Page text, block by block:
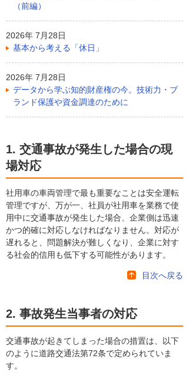
（前編）
2026年 7月28日
基本から考える「休日」
2026年 7月28日
データから学ぶ知的財産権の今。技術力・ブ
ランド保護や資金調達のために
1. 交通事故が発生した場合の現
場対応
社用車の車両管理で最も重要なことは安全運転
管理ですが、万が一、社員が社用車を業務で使
用中に交通事故が発生した場合、企業側は迅速
かつ的確に対応しなければなりません。対応が
遅れると、問題解決が難しくなり、企業に対す
る社会的信用も低下する可能性があります。
目次へ戻る
2. 事故発生当事者の対応
交通事故が起きてしまった場合の措置は、以下
のように道路交通法第72条で定められていま
す。